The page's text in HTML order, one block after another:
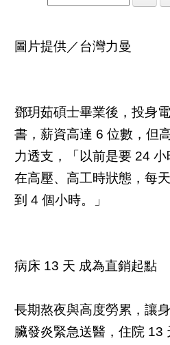
圖片提供／台灣力曼
鄧玥茹碩士畢業後，投身
書，薪資高達 6 位數，但
力透支，「以前是要 24
在高壓、高工時狀態，每
到 4 個小時。」
病床 13 天 成為直銷起點
長期熬夜與高度勞累，讓
臟發炎緊急送醫，住院 13